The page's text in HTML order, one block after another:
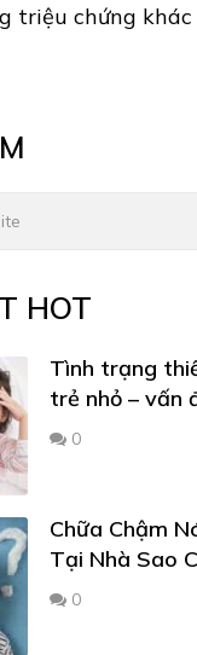
triệu chứng khác
HOT
Tình trạng
trẻ nhỏ – vấn
0
Chữa Chậm
Tại Nhà Sao
0